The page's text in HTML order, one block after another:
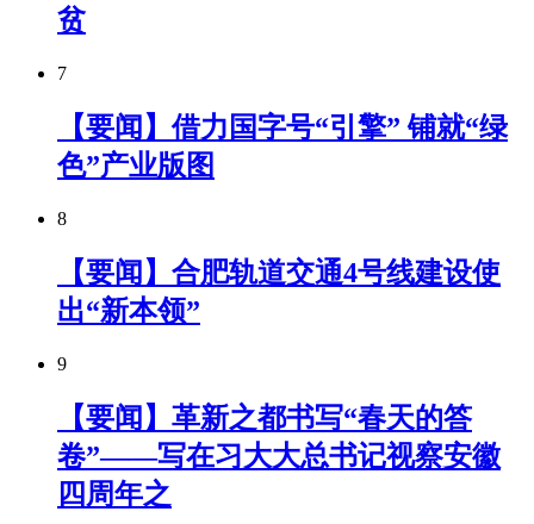
贫
7
【要闻】借力国字号“引擎” 铺就“绿
色”产业版图
8
【要闻】合肥轨道交通4号线建设使
出“新本领”
9
【要闻】革新之都书写“春天的答
卷”——写在习大大总书记视察安徽
四周年之